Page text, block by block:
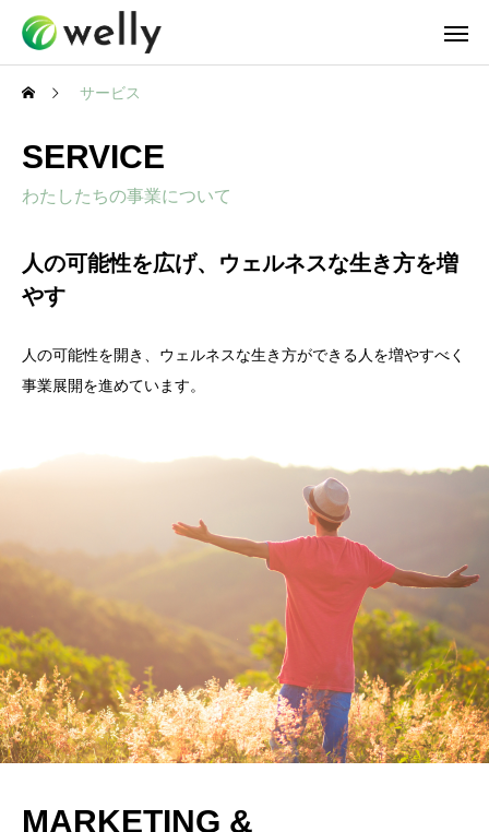
サービス
SERVICE
わたしたちの事業について
人の可能性を広げ、ウェルネスな生き方を増
やす
人の可能性を開き、ウェルネスな生き方ができる人を増やすべく
事業展開を進めています。
MARKETING &